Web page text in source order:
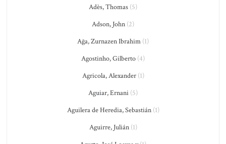
Adès, Thomas (5)
Adson, John (2)
Ağa, Zurnazen Ibrahim (1)
Agostinho, Gilberto (4)
Agricola, Alexander(1)
Aguiar, Ernani (5)
Aguilera de Heredia, Sebastián(1)
Aguirre, Julián(1)